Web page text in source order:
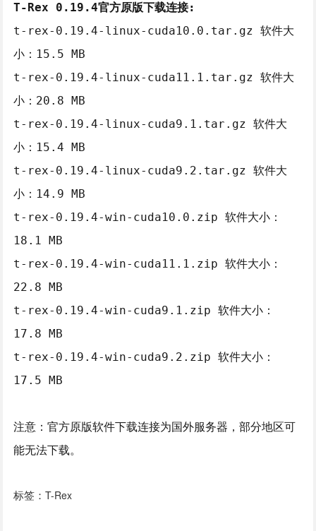
T-Rex 0.19.4官方原版下载连接:
t-rex-0.19.4-linux-cuda10.0.tar.gz 软件大
小：15.5 MB
t-rex-0.19.4-linux-cuda11.1.tar.gz 软件大
小：20.8 MB
t-rex-0.19.4-linux-cuda9.1.tar.gz 软件大
小：15.4 MB
t-rex-0.19.4-linux-cuda9.2.tar.gz 软件大
小：14.9 MB
t-rex-0.19.4-win-cuda10.0.zip 软件大小：
18.1 MB
t-rex-0.19.4-win-cuda11.1.zip 软件大小：
22.8 MB
t-rex-0.19.4-win-cuda9.1.zip 软件大小：
17.8 MB
t-rex-0.19.4-win-cuda9.2.zip 软件大小：
17.5 MB
注意：官方原版软件下载连接为国外服务器，部分地区可
能无法下载。
标签：T-Rex